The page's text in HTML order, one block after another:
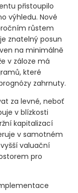
přistoupilo
výhledu. Nové
růstem
znatelný posun
na minimálně
v záloze má
které
zahrnuty.
za levné, neboť
v blízkosti
kapitalizací
v samotném
valuační
pro